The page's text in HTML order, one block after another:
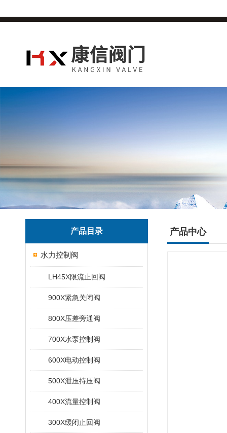
产品目录
水力控制阀
LH45X限流止回阀
900X紧急关闭阀
800X压差旁通阀
700X水泵控制阀
600X电动控制阀
500X泄压持压阀
400X流量控制阀
300X缓闭止回阀
产品中心